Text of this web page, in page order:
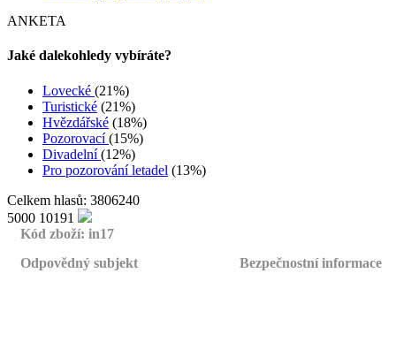
ANKETA
Jaké dalekohledy vybíráte?
Lovecké (21%)
Turistické (21%)
Hvězdářské (18%)
Pozorovací(15%)
Divadelní(12%)
Pro pozorování letadel (13%)
Celkem hlasů: 3806240
5000 10191
Kód zboží: in17
Odpovědný subjekt
Bezpečnostní informace